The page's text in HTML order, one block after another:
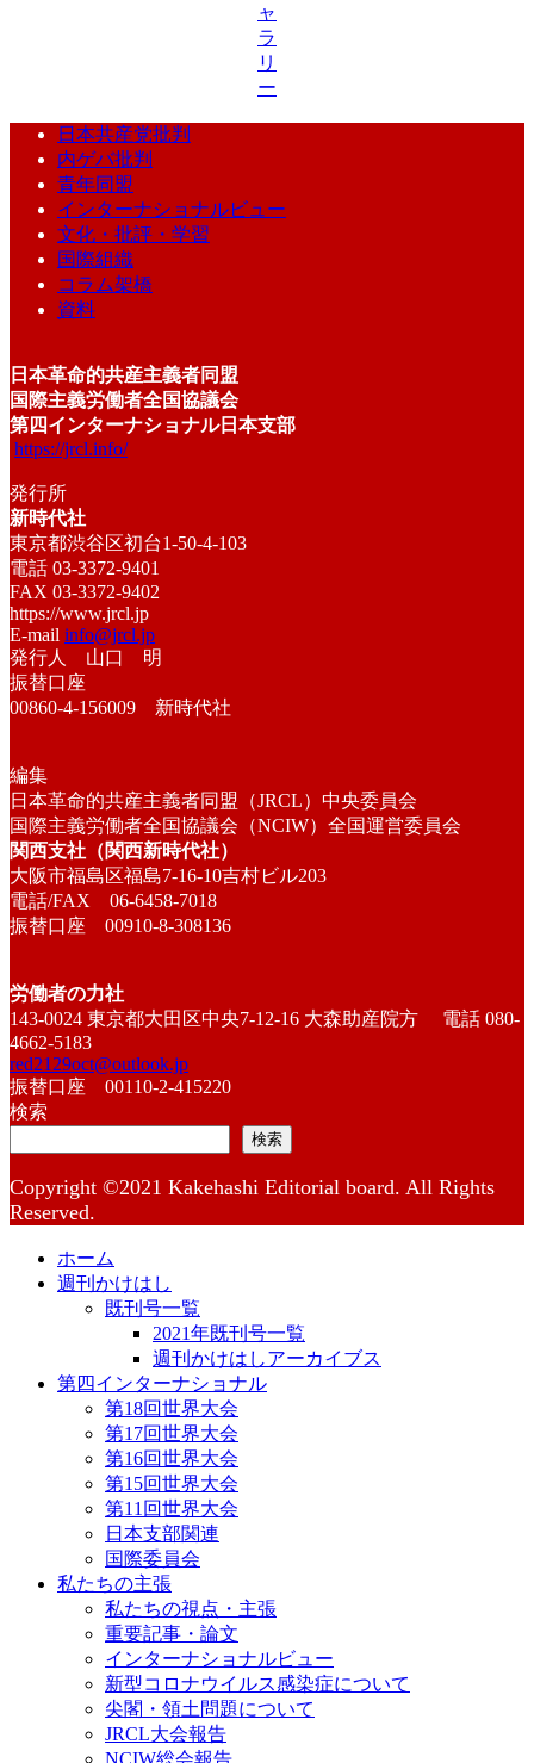
ャ
ラ
リ
ー
日本共産党批判
内ゲバ批判
青年同盟
インターナショナルビュー
文化・批評・学習
国際組織
コラム架橋
資料
日本革命的共産主義者同盟
国際主義労働者全国協議会
第四インターナショナル日本支部
https://jrcl.info/
発行所
新時代社
東京都渋谷区初台1-50-4-103
電話 03-3372-9401
FAX 03-3372-9402
https://www.jrcl.jp
E-mail info@jrcl.jp
発行人 山口 明
振替口座
00860-4-156009 新時代社
編集
日本革命的共産主義者同盟（JRCL）中央委員会
国際主義労働者全国協議会（NCIW）全国運営委員会
関西支社（関西新時代社）
大阪市福島区福島7-16-10吉村ビル203
電話/FAX 06-6458-7018
振替口座 00910-8-308136
労働者の力社
143-0024 東京都大田区中央7-12-16 大森助産院方 電話 080-
4662-5183
red2129oct@outlook.jp
振替口座 00110-2-415220
検索
検索
Copyright ©2021 Kakehashi Editorial board. All Rights
Reserved.
ホーム
週刊かけはし
既刊号一覧
2021年既刊号一覧
週刊かけはしアーカイブス
第四インターナショナル
第18回世界大会
第17回世界大会
第16回世界大会
第15回世界大会
第11回世界大会
日本支部関連
国際委員会
私たちの主張
私たちの視点・主張
重要記事・論文
インターナショナルビュー
新型コロナウイルス感染症について
尖閣・領土問題について
JRCL大会報告